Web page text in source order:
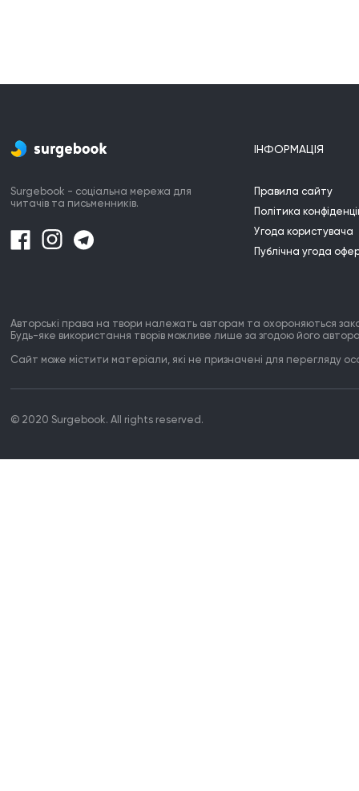
Surgebook - соціальна мережа для
читачів та письменників.
ІНФОРМАЦІЯ
Правила сайту
Політика
Угода користувача
Публічна угода
Авторські права на твори належать авторам та охороняються
Будь-яке використання творів можливе лише за згодою його
Сайт може містити матеріали, які не призначені для перегляду
© 2020 Surgebook. All rights reserved.